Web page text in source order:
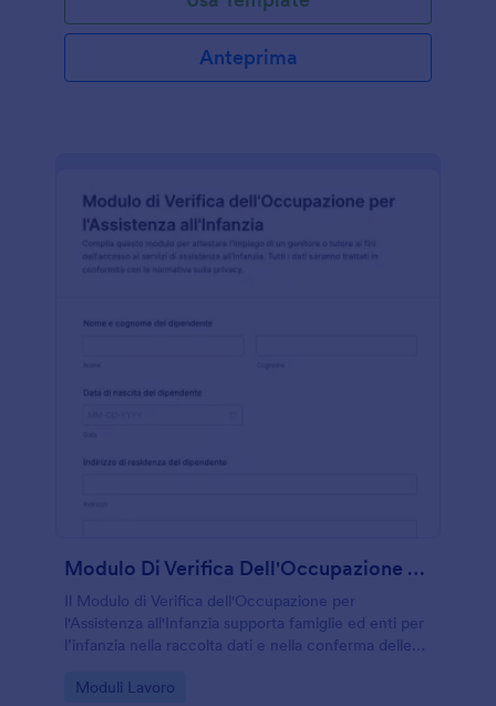
Anteprima
Modulo Di Verifica Dell'Occupazione Per L'Assistenza All'Infanzia
Il Modulo di Verifica dell'Occupazione per
l'Assistenza all'Infanzia supporta famiglie ed enti per
l’infanzia nella raccolta dati e nella conferma delle
tramite Jotform.
Go to Category:
Moduli Lavoro